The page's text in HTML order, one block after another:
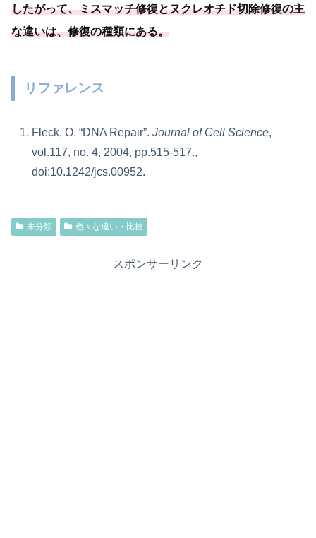
したがって、ミスマッチ修復とヌクレオチド切除修復の主
な違いは、修復の種類にある。
リファレンス
Fleck, O. “DNA Repair”.Journal of Cell Science,
vol.117, no. 4, 2004, pp.515-517.,
doi:10.1242/jcs.00952.
未分類 色々な違い・比較
スポンサーリンク